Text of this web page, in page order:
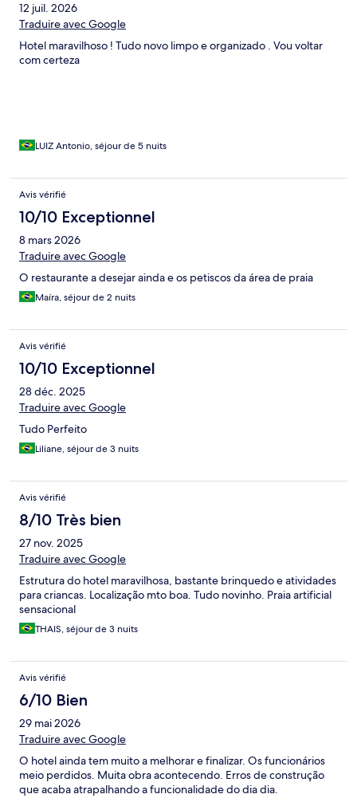
12 juil. 2026
Traduire avec Google
Hotel maravilhoso ! Tudo novo limpo e organizado . Vou voltar
com certeza
LUIZ Antonio, séjour de 5 nuits
Avis vérifié
10/10 Exceptionnel
8 mars 2026
Traduire avec Google
O restaurante a desejar ainda e os petiscos da área de praia
Maíra, séjour de 2 nuits
Avis vérifié
10/10 Exceptionnel
28 déc. 2025
Traduire avec Google
Tudo Perfeito
Liliane, séjour de 3 nuits
Avis vérifié
8/10 Très bien
27 nov. 2025
Traduire avec Google
Estrutura do hotel maravilhosa, bastante brinquedo e atividades
para criancas. Localização mto boa. Tudo novinho. Praia artificial
sensacional
THAIS, séjour de 3 nuits
Avis vérifié
6/10 Bien
29 mai 2026
Traduire avec Google
O hotel ainda tem muito a melhorar e finalizar. Os funcionários
meio perdidos. Muita obra acontecendo. Erros de construção
que acaba atrapalhando a funcionalidade do dia dia.